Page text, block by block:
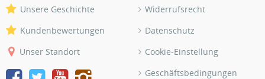
Unsere Geschichte
Kundenbewertungen
Unser Standort
Widerrufsrecht
Datenschutz
Cookie-Einstellung
Geschäftsbedingungen